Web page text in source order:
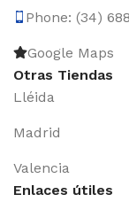
Phone: (34)
Google Maps
Otras Tiendas
Lléida
Madrid
Valencia
Enlaces útiles